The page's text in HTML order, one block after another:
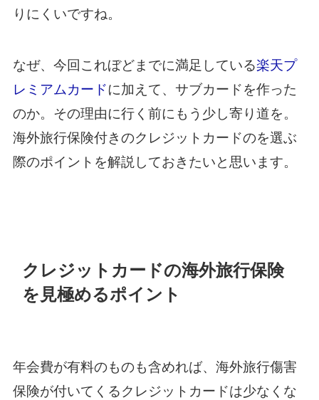
りにくいですね。
なぜ、今回これぼどまでに満足している楽天プ
レミアムカードに加えて、サブカードを作った
のか。その理由に行く前にもう少し寄り道を。
海外旅行保険付きのクレジットカードのを選ぶ
際のポイントを解説しておきたいと思います。
クレジットカードの海外旅行保険
を見極めるポイント
年会費が有料のものも含めれば、海外旅行傷害
保険が付いてくるクレジットカードは少なくな